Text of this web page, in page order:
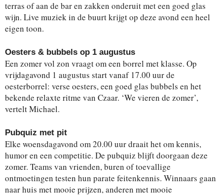
terras of aan de bar en zakken onderuit met een goed glas
wijn. Live muziek in de buurt krijgt op deze avond een heel
eigen toon.
Oesters & bubbels op 1 augustus
Een zomer vol zon vraagt om een borrel met klasse. Op
vrijdagavond 1 augustus start vanaf 17.00 uur de
oesterborrel: verse oesters, een goed glas bubbels en het
bekende relaxte ritme van Czaar. ‘We vieren de zomer’,
vertelt Michael.
Pubquiz met pit
Elke woensdagavond om 20.00 uur draait het om kennis,
humor en een competitie. De pubquiz blijft doorgaan deze
zomer. Teams van vrienden, buren of toevallige
ontmoetingen testen hun parate feitenkennis. Winnaars gaan
naar huis met mooie prijzen, anderen met mooie